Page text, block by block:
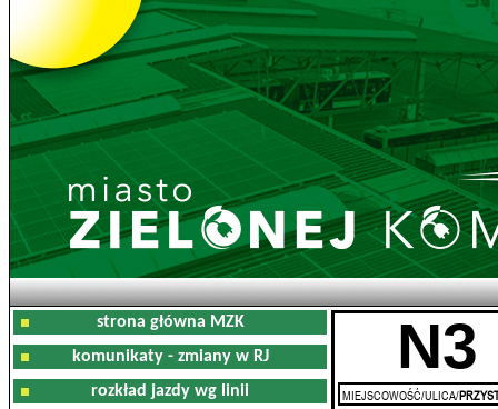
strona główna MZK
komunikaty - zmiany w RJ
rozkład jazdy wg linii
N3
MIEJSCOWOŚĆ/ULICA/